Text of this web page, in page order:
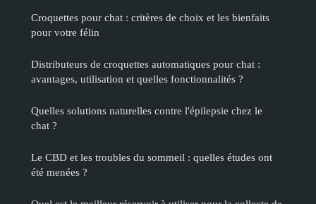
Croquettes pour chat : critères de choix et les bienfaits
pour votre félin
Distributeurs de croquettes automatiques pour chat :
avantages, utilisation et quelles fonctionnalités ?
Quelles solutions naturelles contre l'épilepsie chez le
chat ?
Le CBD et les troubles du sommeil : quelles études ont
été menées ?